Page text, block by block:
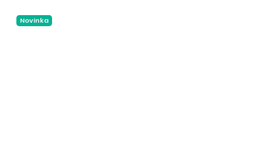
Novinka